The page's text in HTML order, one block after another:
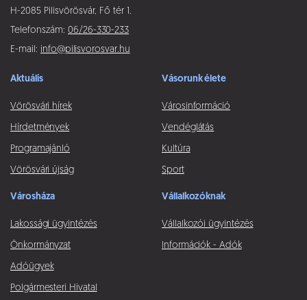
H-2085 Pilisvörösvár, Fő tér 1.
Telefonszám: 06/26-330-233
E-mail: info@pilisvorosvar.hu
Aktuális
Vörösvári hírek
Hírdetmények
Programajánló
Vörösvári újság
Vásorunk élete
Városinformáció
Vendéglátás
Kultúra
Sport
Városháza
Lakossági ügyintézés
Önkormányzat
Adóügyek
Polgármesteri Hivatal
Vállalkozóknak
Vállalkozói ügyintézés
Információk - Adók